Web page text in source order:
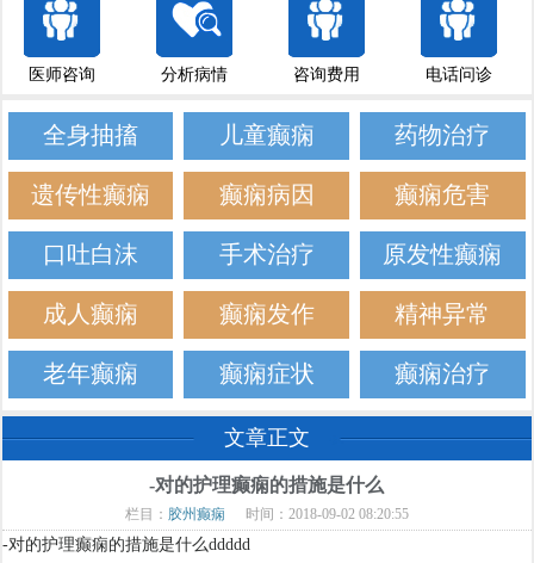
医师咨询 分析病情 咨询费用 电话问诊
全身抽搐 儿童癫痫 药物治疗
遗传性癫痫 癫痫病因 癫痫危害
口吐白沫 手术治疗 原发性癫痫
成人癫痫 癫痫发作 精神异常
老年癫痫 癫痫症状 癫痫治疗
文章正文
-对的护理癫痫的措施是什么
栏目： 胶州癫痫 时间：2018-09-02 08:20:55
-对的护理癫痫的措施是什么ddddd